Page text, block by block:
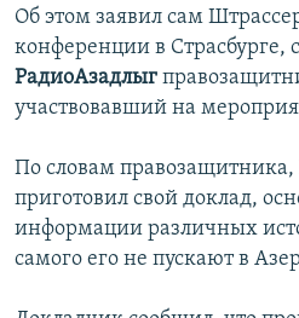
Об этом заявил сам
конференции в Страсбурге,
РадиоАзадлыг
участвовавший на
По словам правозащитника,
приготовил свой доклад,
информации различных
самого его не пускают в